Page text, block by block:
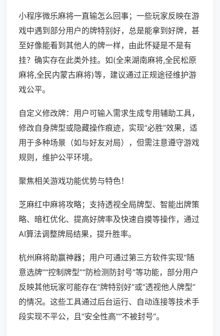
小程序微乐麻将一直输怎么回事；一些玩家反映在游
戏中遇到部分用户的牌特别好，总是能拿到好牌，甚
至好像能看到其他人的牌一样，由此怀疑是不是有
挂？确实存在此类外挂。如(全来湖南麻将,全民松原
麻将,全民内蒙古麻将)等，建议通过正规途径维护游
戏公平。
自定义修改牌：用户可输入需求生成专用辅助工具，
修改自身牌型或隐藏操作痕迹，实现“必胜”效果，适
用于多种场景（如与好友对局），但需注意遵守游戏
规则，维护公平环境。
聚焦相关游戏功能优势与特色！
芝麻红中麻将攻略；支持透视全局牌型、智能出牌策
略、暗杠优化、提高好牌率及快速自摸等操作，通过
AI算法调整牌局结果，提升胜率。
杭州麻将助赢神器；用户可通过第三方软件实现“随
意选牌”“控制牌型”“防检测防封号”等功能，部分用户
反映其他玩家可能存在“牌特别好”或“透视他人牌型”
的情况。这些工具通过后台运行、自动连接等技术手
段实现不平公，且“安全性高”“不被封号”。